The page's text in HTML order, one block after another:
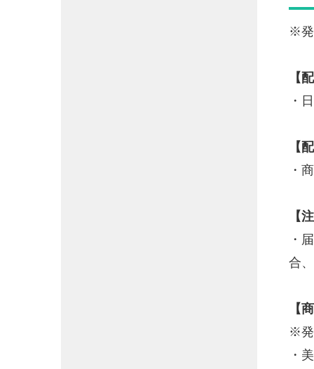
※発
【
・
【
・
【
・
合
【
※発
・